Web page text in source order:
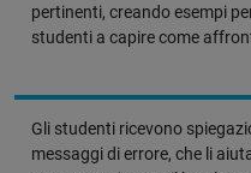
pertinenti, creando esempi
studenti a capire come
Gli studenti ricevono
messaggi di errore, che li